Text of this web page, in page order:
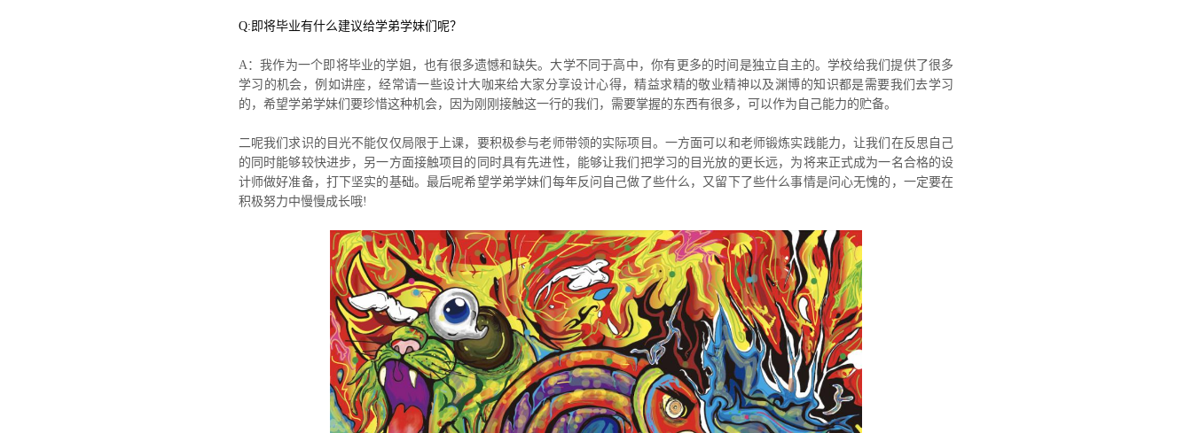
Q:即将毕业有什么建议给学弟学妹们呢？
A：我作为一个即将毕业的学姐，也有很多遗憾和缺失。大学不同于高中，你有更多的时间是独立自主的。学校给我们提供了很多
学习的机会，例如讲座，经常请一些设计大咖来给大家分享设计心得，精益求精的敬业精神以及渊博的知识都是需要我们去学习
的，希望学弟学妹们要珍惜这种机会，因为刚刚接触这一行的我们，需要掌握的东西有很多，可以作为自己能力的贮备。
二呢我们求识的目光不能仅仅局限于上课，要积极参与老师带领的实际项目。一方面可以和老师锻炼实践能力，让我们在反思自己
的同时能够较快进步，另一方面接触项目的同时具有先进性，能够让我们把学习的目光放的更长远，为将来正式成为一名合格的设
计师做好准备，打下坚实的基础。最后呢希望学弟学妹们每年反问自己做了些什么，又留下了些什么事情是问心无愧的，一定要在
积极努力中慢慢成长哦!